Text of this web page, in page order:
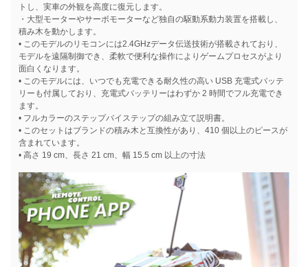
トし、実車の外観を高度に復元します。
・大型モーターやサーボモーターなど独自の駆動系動力装置を搭載し、
積み木を動かします。
• このモデルのリモコンには2.4GHzデータ伝送技術が搭載されており、
モデルを遠隔制御でき、柔軟で便利な操作によりゲームプロセスがより
面白くなります。
• このモデルには、いつでも充電できる耐久性の高い USB 充電式バッテ
リーも付属しており、充電式バッテリーはわずか 2 時間でフル充電でき
ます。
• フルカラーのステップバイステップの組み立て説明書。
• このセットはブランドの積み木と互換性があり、410 個以上のピースが
含まれています。
• 高さ 19 cm、長さ 21 cm、幅 15.5 cm 以上の寸法